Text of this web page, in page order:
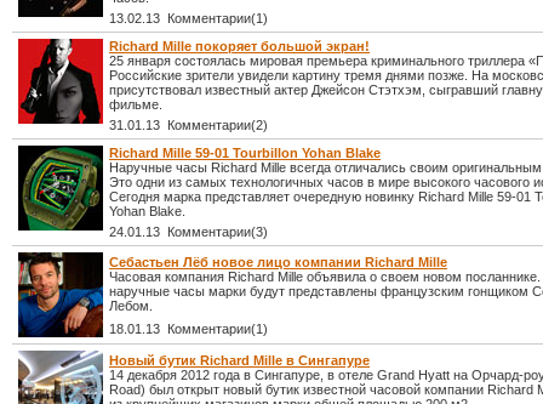
13.02.13 Комментарии(1)
Richard Mille покоряет большой экран!
25 января состоялась мировая премьера криминального триллера
Российские зрители увидели картину тремя днями позже. На
присутствовал известный актер Джейсон Стэтхэм, сыгравший
фильме.
31.01.13 Комментарии(2)
Richard Mille 59-01 Tourbillon Yohan Blake
Наручные часы Richard Mille всегда отличались своим
Это одни из самых технологичных часов в мире высокого часового
Сегодня марка представляет очередную новинку Richard Mille 59-01
Yohan Blake.
24.01.13 Комментарии(3)
Себастьен Лёб новое лицо компании Richard Mille
Часовая компания Richard Mille объявила о своем новом
наручные часы марки будут представлены французским гонщиком
Лебом.
18.01.13 Комментарии(1)
Новый бутик Richard Mille в Сингапуре
14 декабря 2012 года в Сингапуре, в отеле Grand Hyatt на Орчард-
Road) был открыт новый бутик известной часовой компании Richard